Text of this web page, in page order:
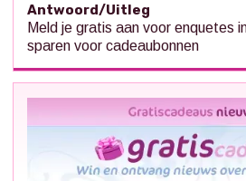
Antwoord/Uitleg
Meld je gratis aan voor enquetes
sparen voor cadeaubonnen